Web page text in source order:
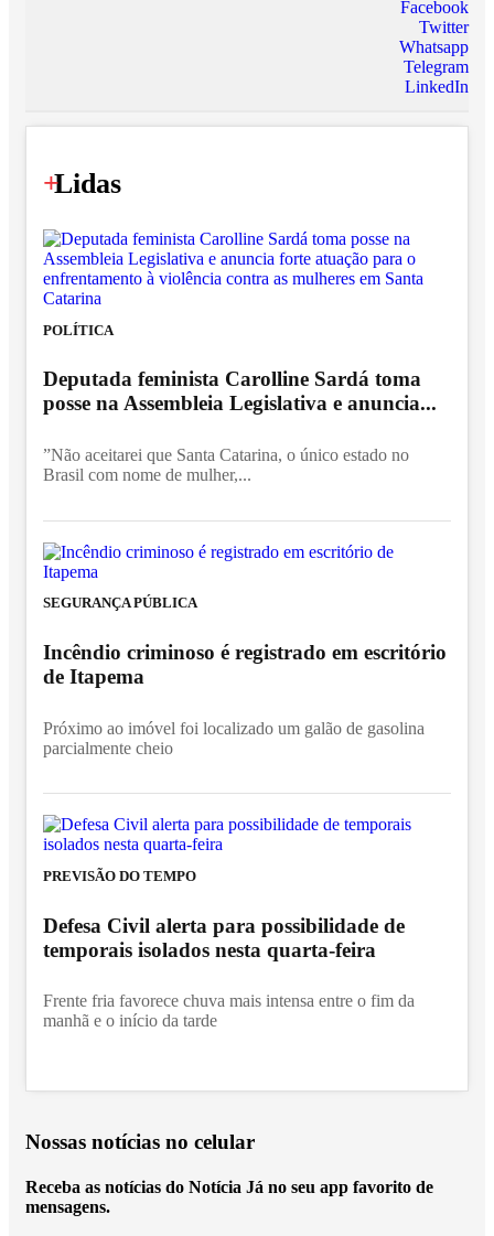
Facebook
Twitter
Whatsapp
Telegram
LinkedIn
+
Lidas
POLÍTICA
Deputada feminista Carolline Sardá toma
posse na Assembleia Legislativa e anuncia...
”Não aceitarei que Santa Catarina, o único estado no
Brasil com nome de mulher,...
SEGURANÇA PÚBLICA
Incêndio criminoso é registrado em escritório
de Itapema
Próximo ao imóvel foi localizado um galão de gasolina
parcialmente cheio
PREVISÃO DO TEMPO
Defesa Civil alerta para possibilidade de
temporais isolados nesta quarta-feira
Frente fria favorece chuva mais intensa entre o fim da
manhã e o início da tarde
Nossas notícias no celular
Receba as notícias do Notícia Já no seu app favorito de
mensagens.